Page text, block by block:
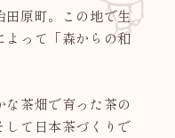
田原町。この地で生
よって「森からの和
茶畑で育った茶の
して日本茶づくりで